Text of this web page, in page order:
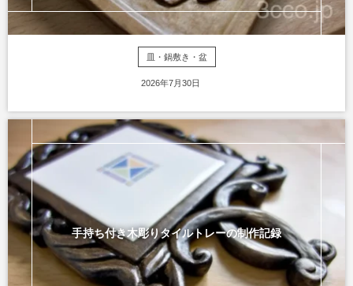
皿・鍋敷き・盆
2026年7月30日
手持ち付き木彫りタイルトレーの制作記録